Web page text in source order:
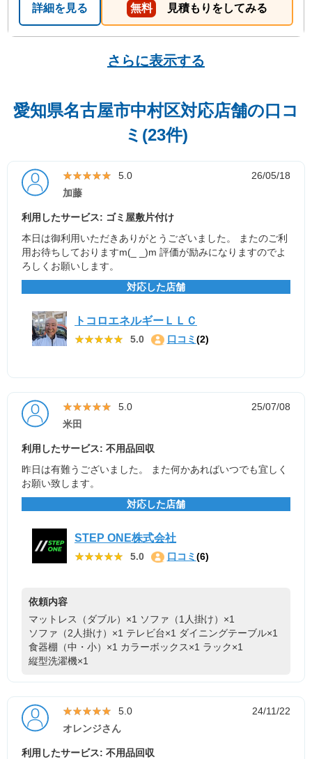
詳細を見る 無料 見積もりをしてみる
さらに表示する
愛知県名古屋市中村区対応店舗の口コ
ミ(23件)
★★★★★
★★★★★ 5.0
26/05/18
加藤
利用したサービス: ゴミ屋敷片付け
本日は御利用いただきありがとうございました。 またのご利
用お待ちしておりますm(_ _)m 評価が励みになりますのでよ
ろしくお願いします。
対応した店舗
トコロエネルギーＬＬＣ
★★★★★
★★★★★ 5.0 口コミ (2)
★★★★★
★★★★★ 5.0
25/07/08
米田
利用したサービス: 不用品回収
昨日は有難うございました。 また何かあればいつでも宜しく
お願い致します。
対応した店舗
STEP ONE株式会社
★★★★★
★★★★★ 5.0 口コミ (6)
依頼内容
マットレス（ダブル）×1 ソファ（1人掛け）×1
ソファ（2人掛け）×1 テレビ台×1 ダイニングテーブル×1
食器棚（中・小）×1 カラーボックス×1 ラック×1
縦型洗濯機×1
★★★★★
★★★★★ 5.0
24/11/22
オレンジさん
利用したサービス: 不用品回収